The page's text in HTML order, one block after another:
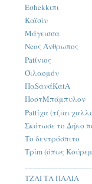
Εσhekkιπι
Καϊσίν
Μάγεισσα
Neος Άνθρωπος
Patίνιος
Όιλαομόν
ΠαSανάKαtA
ΠοστΜπάμπυλον
Pattίχα (τζιαι
Σκότωσε το Δήκο
Το δεντρόσπιτο
Τρίm (όπως
ΤΖΑΙ ΤΑ ΠΑΛΙΑ